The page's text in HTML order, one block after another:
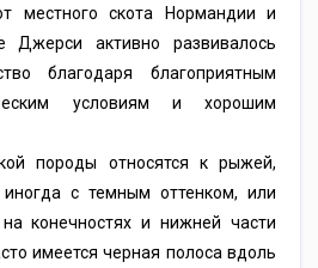
местного скота Нормандии и
Джерси активно развивалось
благодаря благоприятным
условиям и хорошим
породы относятся к рыжей,
с темным оттенком, или
конечностях и нижней части
имеется черная полоса вдоль